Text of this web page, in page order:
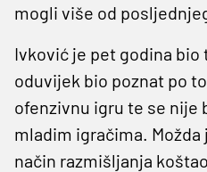
mogli više od
Ivković je pet godina
oduvijek bio poznat po
ofenzivnu igru te se nije
mladim igračima.
način razmišljanja